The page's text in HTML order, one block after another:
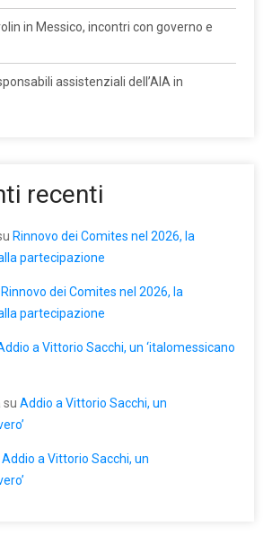
in Messico, incontri con governo e
assistenziali dell’AIA in
recenti
Rinnovo dei Comites nel 2026, la
partecipazione
Rinnovo dei Comites nel 2026, la
partecipazione
a Vittorio Sacchi, un ‘italomessicano
su Addio a Vittorio Sacchi, un
Addio a Vittorio Sacchi, un